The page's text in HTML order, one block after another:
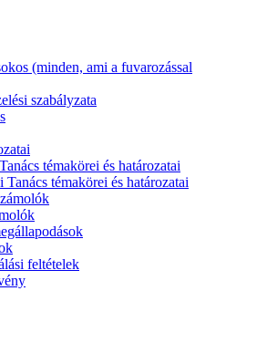
(minden, ami a fuvarozással
szabályzata
témakörei és határozatai
témakörei és határozatai
feltételek